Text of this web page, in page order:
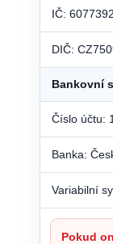
IČ:
DIČ:
Bankovní
Číslo účtu:
Banka:
Variabilní
Pokud